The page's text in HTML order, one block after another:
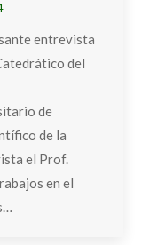
entrevista
del
de
de la
el Prof.
en el